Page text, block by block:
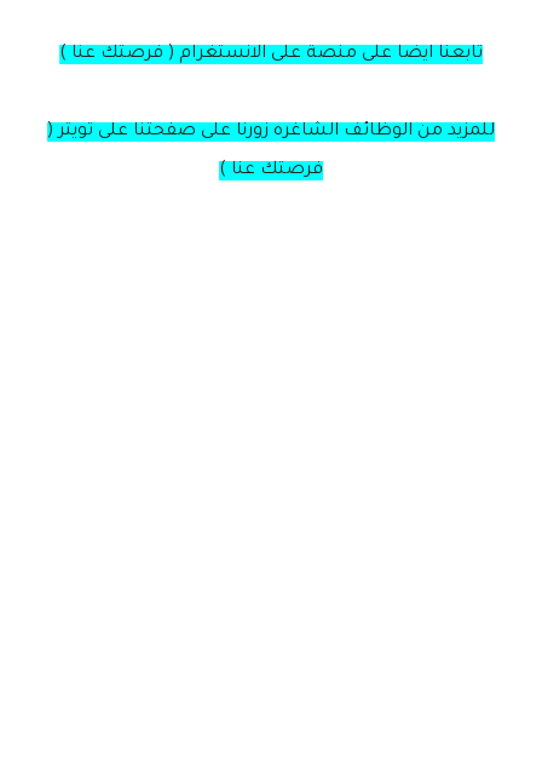
تابعنا ايضا على منصة على الانستغرام ( فرصتك عنا )
للمزيد من الوظائف الشاغره زورنا على صفحتنا على تويتر (
فرصتك عنا )